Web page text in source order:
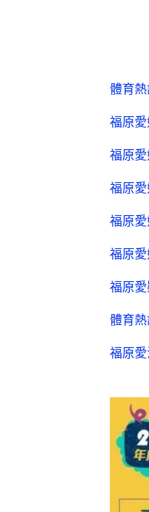
體育
福原
福原
福原
福原
福原
福原
體育
福原